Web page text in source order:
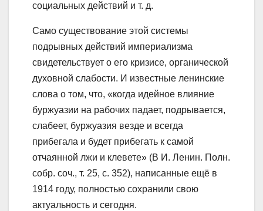
социальных действий и т. д.
Само существование этой системы
подрывных действий империализма
свидетельствует о его кризисе, органической
духовной слабости. И известные ленинские
слова о том, что, «когда идейное влияние
буржуазии на рабочих падает, подрывается,
слабеет, буржуазия везде и всегда
прибегала и будет прибегать к самой
отчаянной лжи и клевете» (В И. Ленин. Полн.
собр. соч., т. 25, с. 352), написанные ещё в
1914 году, полностью сохранили свою
актуальность и сегодня.